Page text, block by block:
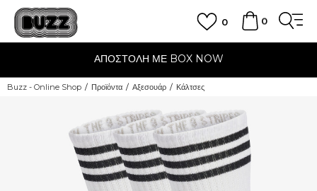
0
0
ΑΠΟΣΤΟΛΗ ΜΕ BOX NOW
Buzz - Online Shop Προϊόντα Αξεσουάρ Κάλτσες